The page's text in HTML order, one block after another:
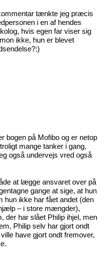
tænkte jeg præcis
i en af hendes
hvis egen far viser sig
ikke, hun er blevet
bogen på Mofibo og er netop
mange tanker i gang,
også undervejs vred også
at lægge ansvaret over på
gange at sige, at hun
hun ikke har fået andet (den
– i store mængder),
der har slået Philip ihjel, men
Philip selv har gjort ondt
have gjort ondt fremover,